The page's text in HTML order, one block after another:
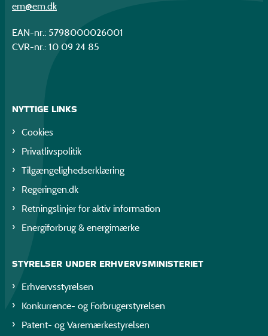
em@em.dk
EAN-nr.: 5798000026001
CVR-nr.: 10 09 24 85
NYTTIGE LINKS
Cookies
Privatlivspolitik
Tilgængelighedserklæring
Regeringen.dk
Retningslinjer for aktiv information
Energiforbrug & energimærke
STYRELSER UNDER ERHVERVSMINISTERIET
Erhvervsstyrelsen
Konkurrence- og Forbrugerstyrelsen
Patent- og Varemærkestyrelsen